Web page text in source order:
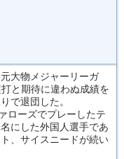
大物メジャーリーガ
と期待に違わぬ成績を
で退団した。
ローズでプレーしたテ
にした外国人選手であ
、サイスニードが続い